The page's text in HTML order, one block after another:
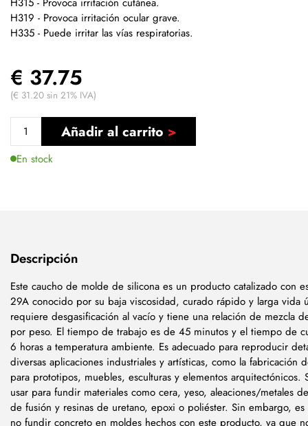
H319 - Provoca irritación ocular grave.
H335 - Puede irritar las vías respiratorias.
€ 37.75
(€ 31.20 sin 21% IVA)
Añadir al carrito
En stock
Descripción
Este caucho de molde de silicona es un producto catalizado con
29A conocido por su baja viscosidad, curado rápido y larga vida
requiere desgasificación al vacío y tiene una relación de mezcla
por peso. El tiempo de trabajo es de 45 minutos y el tiempo de
6 horas a temperatura ambiente. Es adecuado para reproducir
diversas aplicaciones industriales y artísticas, como la fabricación
para prototipos, muebles, esculturas y elementos arquitectónicos.
usar para fundir materiales como cera, yeso, aleaciones/metales
de fusión y resinas de uretano, epoxi o poliéster. Sin embargo,
no fundir concreto en moldes hechos con este producto, ya que